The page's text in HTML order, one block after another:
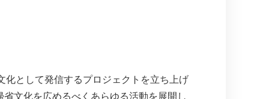
化として発信するプロジェクトを立ち上げ
文化を広めるべくあらゆる活動を展開し